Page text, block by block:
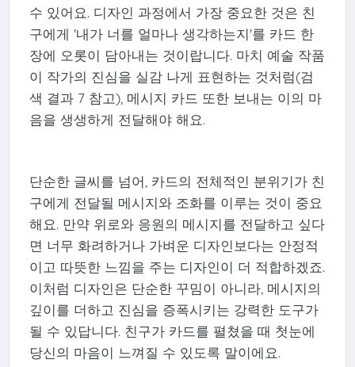
수 있어요. 디자인 과정에서 가장 중요한 것은 친
구에게 '내가 너를 얼마나 생각하는지'를 카드 한
장에 오롯이 담아내는 것이랍니다. 마치 예술 작품
이 작가의 진심을 실감 나게 표현하는 것처럼(검
색 결과 7 참고), 메시지 카드 또한 보내는 이의 마
음을 생생하게 전달해야 해요.
단순한 글씨를 넘어, 카드의 전체적인 분위기가 친
구에게 전달될 메시지와 조화를 이루는 것이 중요
해요. 만약 위로와 응원의 메시지를 전달하고 싶다
면 너무 화려하거나 가벼운 디자인보다는 안정적
이고 따뜻한 느낌을 주는 디자인이 더 적합하겠죠.
이처럼 디자인은 단순한 꾸밈이 아니라, 메시지의
깊이를 더하고 진심을 증폭시키는 강력한 도구가
될 수 있답니다. 친구가 카드를 펼쳤을 때 첫눈에
당신의 마음이 느껴질 수 있도록 말이에요.